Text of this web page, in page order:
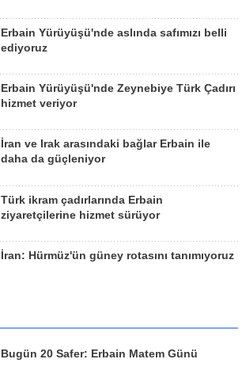
Erbain Yürüyüşü'nde aslında safımızı belli
ediyoruz
Erbain Yürüyüşü'nde Zeynebiye Türk Çadırı
hizmet veriyor
İran ve Irak arasındaki bağlar Erbain ile
daha da güçleniyor
Türk ikram çadırlarında Erbain
ziyaretçilerine hizmet sürüyor
İran: Hürmüz'ün güney rotasını tanımıyoruz
Bugün 20 Safer: Erbain Matem Günü